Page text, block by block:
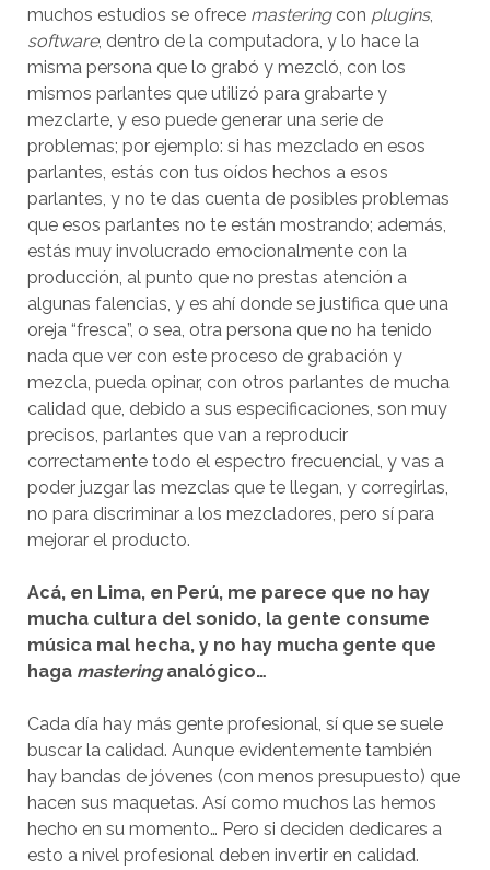
muchos estudios se ofrece masteringcon plugins,
software, dentro de la computadora, y lo hace la
misma persona que lo grabó y mezcló, con los
mismos parlantes que utilizó para grabarte y
mezclarte, y eso puede generar una serie de
problemas; por ejemplo: si has mezclado en esos
parlantes, estás con tus oídos hechos a esos
parlantes, y no te das cuenta de posibles problemas
que esos parlantes no te están mostrando; además,
estás muy involucrado emocionalmente con la
producción, al punto que no prestas atención a
algunas falencias, y es ahí donde se justifica que una
oreja “fresca”, o sea, otra persona que no ha tenido
nada que ver con este proceso de grabación y
mezcla, pueda opinar, con otros parlantes de mucha
calidad que, debido a sus especificaciones, son muy
precisos, parlantes que van a reproducir
correctamente todo el espectro frecuencial, y vas a
poder juzgar las mezclas que te llegan, y corregirlas,
no para discriminar a los mezcladores, pero sí para
mejorar el producto.
Acá, en Lima, en Perú, me parece que no hay
mucha cultura del sonido, la gente consume
música mal hecha, y no hay mucha gente que
haga masteringanalógico…
Cada día hay más gente profesional, sí que se suele
buscar la calidad. Aunque evidentemente también
hay bandas de jóvenes (con menos presupuesto) que
hacen sus maquetas. Así como muchos las hemos
hecho en su momento… Pero si deciden dedicares a
esto a nivel profesional deben invertir en calidad.